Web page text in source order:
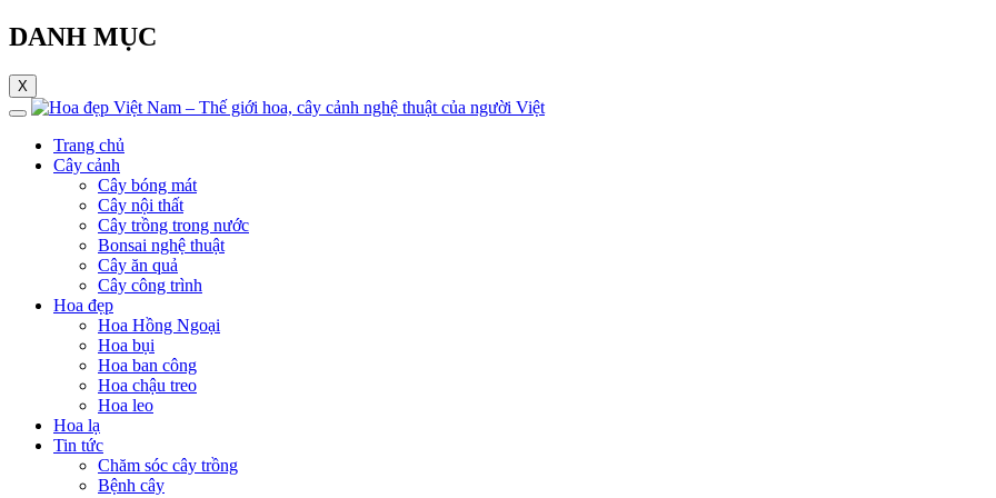
DANH MỤC
X
Trang chủ
Cây cảnh
Cây bóng mát
Cây nội thất
Cây trồng trong nước
Bonsai nghệ thuật
Cây ăn quả
Cây công trình
Hoa đẹp
Hoa Hồng Ngoại
Hoa bụi
Hoa ban công
Hoa chậu treo
Hoa leo
Hoa lạ
Tin tức
Chăm sóc cây trồng
Bệnh cây